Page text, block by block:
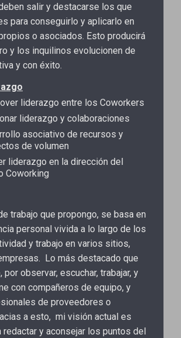
salir y destacarse los que
para conseguirlo y aplicarlo en
o asociados. Esto producirá
y los inquilinos evolucionen de
y con éxito.
liderazgo entre los Coworkers
liderazgo y colaboraciones
asociativo de recursos y
de volumen
liderazgo en la dirección del
Coworking
trabajo que propongo, se basa en
personal vivida a lo largo de los
y trabajo en varios sitios,
Lo más destacado que
por observar, escuchar, trabajar, y
con compañeros de equipo, y
de proveedores o
a esto, mi visión actual es
redactar y aconsejar los puntos del